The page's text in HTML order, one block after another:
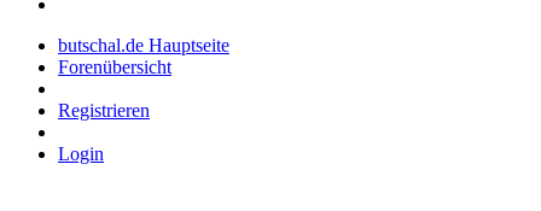
butschal.de Hauptseite
Forenübersicht
Registrieren
Login